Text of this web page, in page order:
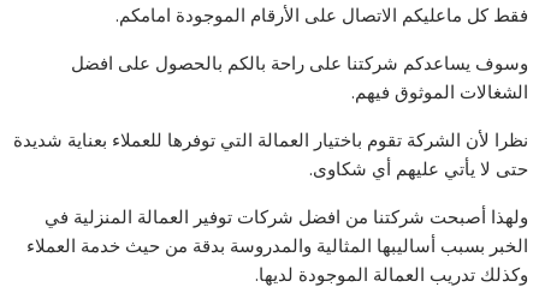
فقط كل ماعليكم الاتصال على الأرقام الموجودة امامكم.
وسوف يساعدكم شركتنا على راحة بالكم بالحصول على افضل
الشغالات الموثوق فيهم.
نظرا لأن الشركة تقوم باختيار العمالة التي توفرها للعملاء بعناية شديدة
حتى لا يأتي عليهم أي شكاوى.
ولهذا أصبحت شركتنا من افضل شركات توفير العمالة المنزلية في
الخبر بسبب أساليبها المثالية والمدروسة بدقة من حيث خدمة العملاء
وكذلك تدريب العمالة الموجودة لديها.